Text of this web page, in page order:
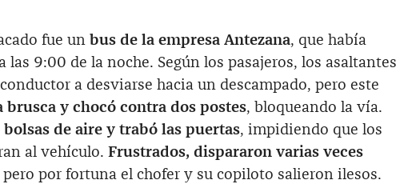
fue un bus de la empresa Antezana, que había
las 9:00 de la noche. Según los pasajeros, los asaltantes
a desviarse hacia un descampado, pero este
brusca y chocó contra dos postes, bloqueando la vía.
de aire y trabó las puertas, impidiendo que los
al vehículo. Frustrados, dispararon varias veces
pero por fortuna el chofer y su copiloto salieron ilesos.